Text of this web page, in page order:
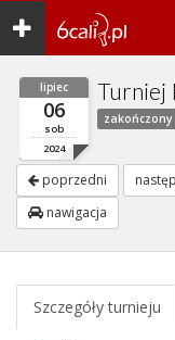
Toggle
navigation
lipiec
06
sob
2024
Turniej
zakończony
poprzedni
nawigacja
Szczegóły turnieju